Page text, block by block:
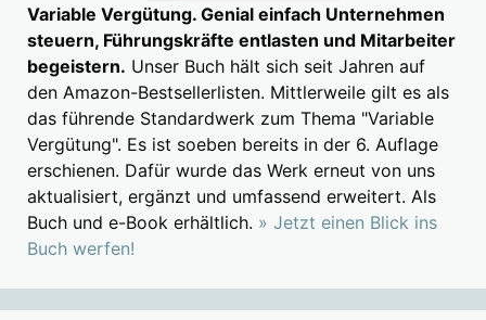
Variable Vergütung. Genial einfach Unternehmen
steuern, Führungskräfte entlasten und Mitarbeiter
begeistern. Unser Buch hält sich seit Jahren auf
den Amazon-Bestsellerlisten. Mittlerweile gilt es als
das führende Standardwerk zum Thema "Variable
Vergütung". Es ist soeben bereits in der 6. Auflage
erschienen. Dafür wurde das Werk erneut von uns
aktualisiert, ergänzt und umfassend erweitert. Als
Buch und e-Book erhältlich. » Jetzt einen Blick ins
Buch werfen!